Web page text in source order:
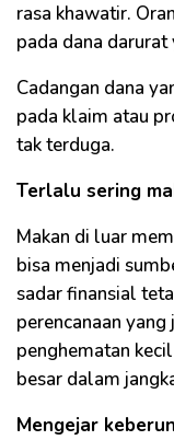
rasa khawatir.
pada dana darurat
Cadangan dana
pada klaim atau
tak terduga.
Terlalu sering
Makan di luar
bisa menjadi
sadar finansial
perencanaan
penghematan
besar dalam
Mengejar